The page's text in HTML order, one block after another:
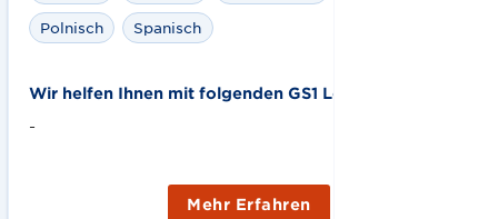
Polnisch Spanisch
Wir helfen Ihnen mit folgenden GS1 Lösungen:
-
Mehr Erfahren